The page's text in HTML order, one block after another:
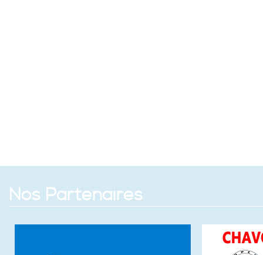
Nos Partenaires